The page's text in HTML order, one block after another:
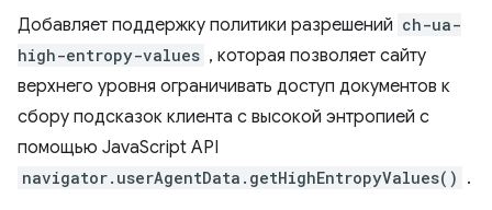
Добавляет поддержку политики разрешений ch-ua-
high-entropy-values , которая позволяет сайту
верхнего уровня ограничивать доступ документов к
сбору подсказок клиента с высокой энтропией с
помощью JavaScript API
navigator.userAgentData.getHighEntropyValues() .